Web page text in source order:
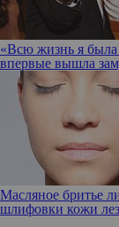
«Всю жизнь я была
впервые вышла
Масляное бритье
шлифовки кожи